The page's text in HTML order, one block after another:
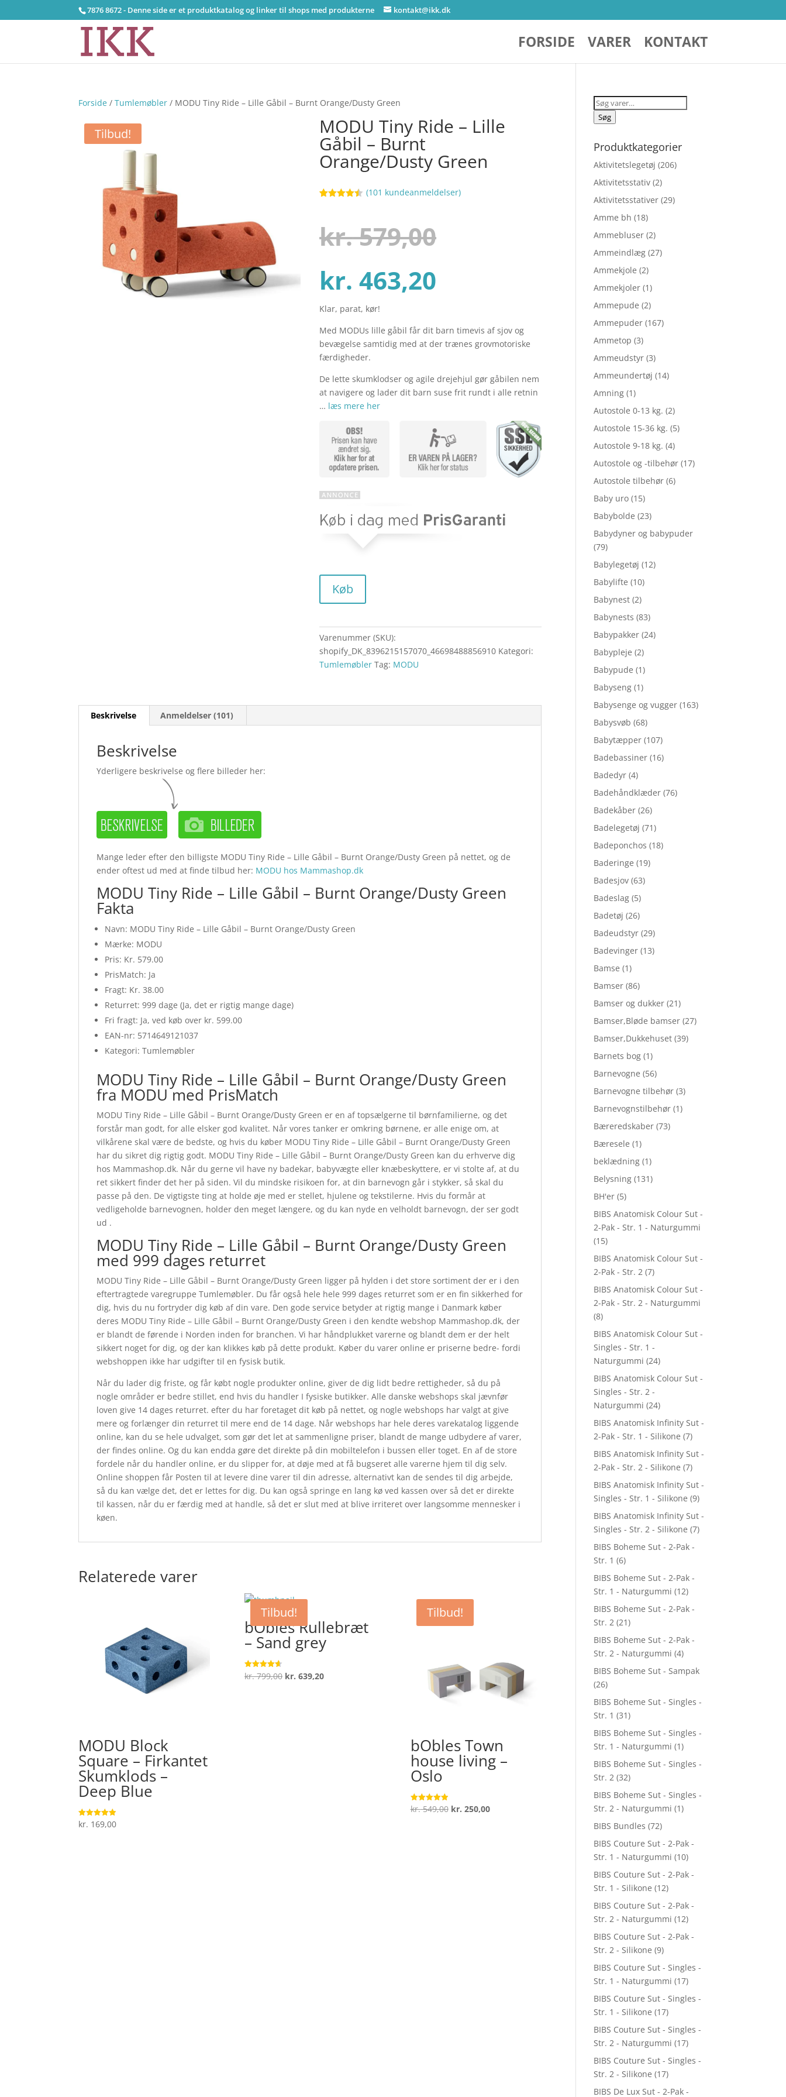
7876 8672 - Denne side er et produktkatalog og linker til shops med produkterne kontakt@ikk.dk
FORSIDE VARER KONTAKT
Forside /Tumlemøbler / MODU Tiny Ride – Lille Gåbil – Burnt Orange/Dusty Green
Tilbud! MODU Tiny Ride – Lille
Gåbil – Burnt
Orange/Dusty Green
baseret
på
kundebedø
(101 kundeanmeldelser)
kr.579,00
pris
var:
kr. 463,20
aktuelle
pris
kr. 463,20.
Klar, parat, kør!
Med MODUs lille gåbil får dit barn timevis af sjov og
bevægelse samtidig med at der trænes grovmotoriske
færdigheder.
De lette skumklodser og agile drejehjul gør gåbilen nem
at navigere og lader dit barn suse frit rundt i alle retnin
… læs mere her
Køb
Varenummer (SKU):
shopify_DK_8396215157070_46698488856910 Kategori:
Tumlemøbler Tag: MODU
Beskrivelse Anmeldelser (101)
Beskrivelse
Yderligere beskrivelse og flere billeder her:
Mange leder efter den billigste MODU Tiny Ride – Lille Gåbil – Burnt Orange/Dusty Green på nettet, og de
ender oftest ud med at finde tilbud her: MODU hos Mammashop.dk
MODU Tiny Ride – Lille Gåbil – Burnt Orange/Dusty Green
Fakta
Navn: MODU Tiny Ride – Lille Gåbil – Burnt Orange/Dusty Green
Mærke: MODU
Pris: Kr. 579.00
PrisMatch: Ja
Fragt: Kr. 38.00
Returret: 999 dage (Ja, det er rigtig mange dage)
Fri fragt: Ja, ved køb over kr. 599.00
EAN-nr: 5714649121037
Kategori: Tumlemøbler
MODU Tiny Ride – Lille Gåbil – Burnt Orange/Dusty Green
fra MODU med PrisMatch
MODU Tiny Ride – Lille Gåbil – Burnt Orange/Dusty Green er en af topsælgerne til børnfamilierne, og det
forstår man godt, for alle elsker god kvalitet. Når vores tanker er omkring børnene, er alle enige om, at
vilkårene skal være de bedste, og hvis du køber MODU Tiny Ride – Lille Gåbil – Burnt Orange/Dusty Green
har du sikret dig rigtig godt. MODU Tiny Ride – Lille Gåbil – Burnt Orange/Dusty Green kan du erhverve dig
hos Mammashop.dk. Når du gerne vil have ny badekar, babyvægte eller knæbeskyttere, er vi stolte af, at du
ret sikkert finder det her på siden. Vil du mindske risikoen for, at din barnevogn går i stykker, så skal du
passe på den. De vigtigste ting at holde øje med er stellet, hjulene og tekstilerne. Hvis du formår at
vedligeholde barnevognen, holder den meget længere, og du kan nyde en velholdt barnevogn, der ser godt
ud .
MODU Tiny Ride – Lille Gåbil – Burnt Orange/Dusty Green
med 999 dages returret
MODU Tiny Ride – Lille Gåbil – Burnt Orange/Dusty Green ligger på hylden i det store sortiment der er i den
eftertragtede varegruppe Tumlemøbler. Du får også hele hele 999 dages returret som er en fin sikkerhed for
dig, hvis du nu fortryder dig køb af din vare. Den gode service betyder at rigtig mange i Danmark køber
deres MODU Tiny Ride – Lille Gåbil – Burnt Orange/Dusty Green i den kendte webshop Mammashop.dk, der
er blandt de førende i Norden inden for branchen. Vi har håndplukket varerne og blandt dem er der helt
sikkert noget for dig, og der kan klikkes køb på dette produkt. Køber du varer online er priserne bedre- fordi
webshoppen ikke har udgifter til en fysisk butik.
Når du lader dig friste, og får købt nogle produkter online, giver de dig lidt bedre rettigheder, så du på
nogle områder er bedre stillet, end hvis du handler I fysiske butikker. Alle danske webshops skal jævnfør
loven give 14 dages returret. efter du har foretaget dit køb på nettet, og nogle webshops har valgt at give
mere og forlænger din returret til mere end de 14 dage. Når webshops har hele deres varekatalog liggende
online, kan du se hele udvalget, som gør det let at sammenligne priser, blandt de mange udbydere af varer,
der findes online. Og du kan endda gøre det direkte på din mobiltelefon i bussen eller toget. En af de store
fordele når du handler online, er du slipper for, at døje med at få bugseret alle varerne hjem til dig selv.
Online shoppen får Posten til at levere dine varer til din adresse, alternativt kan de sendes til dig arbejde,
så du kan vælge det, det er lettes for dig. Du kan også springe en lang kø ved kassen over så det er direkte
til kassen, når du er færdig med at handle, så det er slut med at blive irriteret over langsomme mennesker i
køen.
Relaterede varer
MODU Block
Square – Firkantet
Skumklods –
Deep Blue
Vurderet
4.9
kr. 169,00
Tilbud!
bObles Rullebræt
– Sand grey
Vurderet
4.6
kr.799,00 Den
kr. 639,20Den
Tilbud!
bObles Town
house living –
Oslo
Vurderet
5
kr.549,00 Den
kr. 250,00Den
Søg
efter:
Søg
Produktkategorier
Aktivitetslegetøj (206)
Aktivitetsstativ (2)
Aktivitetsstativer (29)
Amme bh (18)
Ammebluser (2)
Ammeindlæg (27)
Ammekjole (2)
Ammekjoler (1)
Ammepude (2)
Ammepuder (167)
Ammetop (3)
Ammeudstyr (3)
Ammeundertøj (14)
Amning (1)
Autostole 0-13 kg. (2)
Autostole 15-36 kg. (5)
Autostole 9-18 kg. (4)
Autostole og -tilbehør (17)
Autostole tilbehør (6)
Baby uro (15)
Babybolde (23)
Babydyner og babypuder
(79)
Babylegetøj (12)
Babylifte (10)
Babynest (2)
Babynests (83)
Babypakker (24)
Babypleje (2)
Babypude (1)
Babyseng (1)
Babysenge og vugger (163)
Babysvøb (68)
Babytæpper (107)
Badebassiner (16)
Badedyr (4)
Badehåndklæder (76)
Badekåber (26)
Badelegetøj (71)
Badeponchos (18)
Baderinge (19)
Badesjov (63)
Badeslag (5)
Badetøj (26)
Badeudstyr (29)
Badevinger (13)
Bamse (1)
Bamser (86)
Bamser og dukker (21)
Bamser,Bløde bamser (27)
Bamser,Dukkehuset (39)
Barnets bog (1)
Barnevogne (56)
Barnevogne tilbehør (3)
Barnevognstilbehør (1)
Bæreredskaber (73)
Bæresele (1)
beklædning (1)
Belysning (131)
BH'er (5)
BIBS Anatomisk Colour Sut -
2-Pak - Str. 1 - Naturgummi
(15)
BIBS Anatomisk Colour Sut -
2-Pak - Str. 2 (7)
BIBS Anatomisk Colour Sut -
2-Pak - Str. 2 - Naturgummi
(8)
BIBS Anatomisk Colour Sut -
Singles - Str. 1 -
Naturgummi (24)
BIBS Anatomisk Colour Sut -
Singles - Str. 2 -
Naturgummi (24)
BIBS Anatomisk Infinity Sut -
2-Pak - Str. 1 - Silikone (7)
BIBS Anatomisk Infinity Sut -
2-Pak - Str. 2 - Silikone (7)
BIBS Anatomisk Infinity Sut -
Singles - Str. 1 - Silikone (9)
BIBS Anatomisk Infinity Sut -
Singles - Str. 2 - Silikone (7)
BIBS Boheme Sut - 2-Pak -
Str. 1 (6)
BIBS Boheme Sut - 2-Pak -
Str. 1 - Naturgummi (12)
BIBS Boheme Sut - 2-Pak -
Str. 2 (21)
BIBS Boheme Sut - 2-Pak -
Str. 2 - Naturgummi (4)
BIBS Boheme Sut - Sampak
(26)
BIBS Boheme Sut - Singles -
Str. 1 (31)
BIBS Boheme Sut - Singles -
Str. 1 - Naturgummi (1)
BIBS Boheme Sut - Singles -
Str. 2 (32)
BIBS Boheme Sut - Singles -
Str. 2 - Naturgummi (1)
BIBS Bundles (72)
BIBS Couture Sut - 2-Pak -
Str. 1 - Naturgummi (10)
BIBS Couture Sut - 2-Pak -
Str. 1 - Silikone (12)
BIBS Couture Sut - 2-Pak -
Str. 2 - Naturgummi (12)
BIBS Couture Sut - 2-Pak -
Str. 2 - Silikone (9)
BIBS Couture Sut - Singles -
Str. 1 - Naturgummi (17)
BIBS Couture Sut - Singles -
Str. 1 - Silikone (17)
BIBS Couture Sut - Singles -
Str. 2 - Naturgummi (17)
BIBS Couture Sut - Singles -
Str. 2 - Silikone (17)
BIBS De Lux Sut - 2-Pak -